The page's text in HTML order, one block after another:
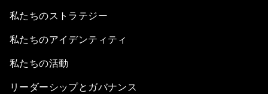
私たちのストラテジー
私たちのアイデンティティ
私たちの活動
リーダーシップとガバナンス